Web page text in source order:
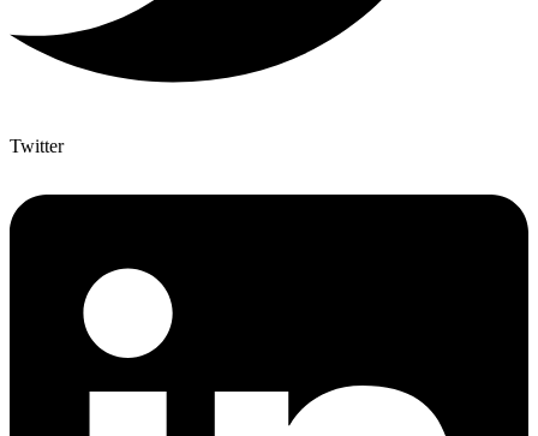
Twitter